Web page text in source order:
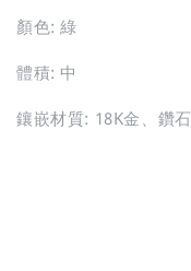
顏色: 綠
體積: 中
鑲嵌材質: 18K金、鑽石